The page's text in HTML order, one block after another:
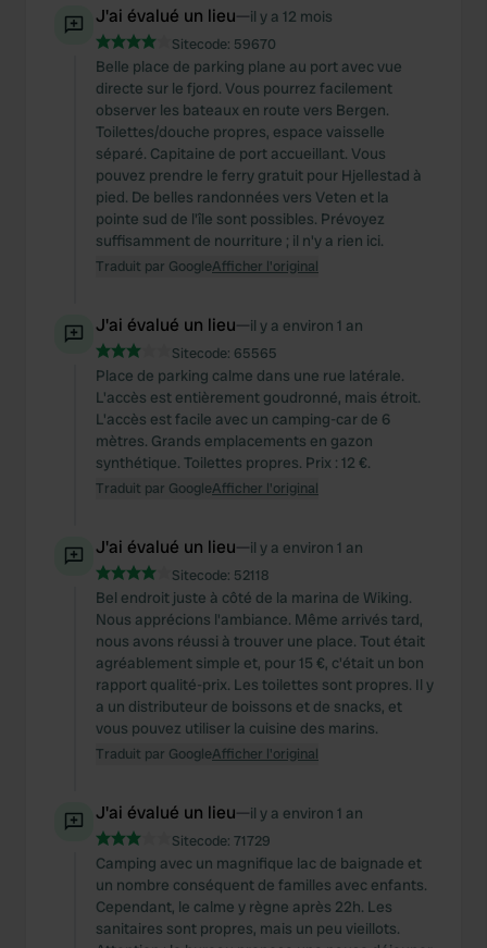
J'ai évalué un lieu—il y a 12 mois
Sitecode: 59670
Belle place de parking plane au port avec vue
directe sur le fjord. Vous pourrez facilement
observer les bateaux en route vers Bergen.
Toilettes/douche propres, espace vaisselle
séparé. Capitaine de port accueillant. Vous
pouvez prendre le ferry gratuit pour Hjellestad à
pied. De belles randonnées vers Veten et la
pointe sud de l'île sont possibles. Prévoyez
suffisamment de nourriture ; il n'y a rien ici.
Traduit par GoogleAfficher l'original
J'ai évalué un lieu—il y a environ 1 an
Sitecode: 65565
Place de parking calme dans une rue latérale.
L'accès est entièrement goudronné, mais étroit.
L'accès est facile avec un camping-car de 6
mètres. Grands emplacements en gazon
synthétique. Toilettes propres. Prix : 12 €.
Traduit par GoogleAfficher l'original
J'ai évalué un lieu—il y a environ 1 an
Sitecode: 52118
Bel endroit juste à côté de la marina de Wiking.
Nous apprécions l'ambiance. Même arrivés tard,
nous avons réussi à trouver une place. Tout était
agréablement simple et, pour 15 €, c'était un bon
rapport qualité-prix. Les toilettes sont propres. Il y
a un distributeur de boissons et de snacks, et
vous pouvez utiliser la cuisine des marins.
Traduit par GoogleAfficher l'original
J'ai évalué un lieu—il y a environ 1 an
Sitecode: 71729
Camping avec un magnifique lac de baignade et
un nombre conséquent de familles avec enfants.
Cependant, le calme y règne après 22h. Les
sanitaires sont propres, mais un peu vieillots.